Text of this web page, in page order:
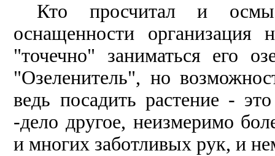
Кто просчитал и
оснащенности
"точечно" заниматься его
"Озеленитель", но
ведь посадить растение -
-дело другое, неизмеримо
и многих заботливых рук, и